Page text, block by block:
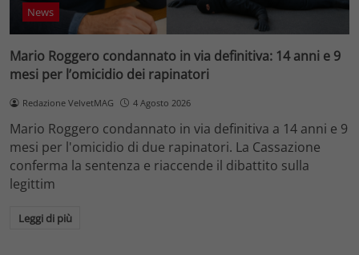
News
Mario Roggero condannato in via definitiva: 14 anni e 9
mesi per l’omicidio dei rapinatori
Redazione VelvetMAG 4 Agosto 2026
Mario Roggero condannato in via definitiva a 14 anni e 9
mesi per l'omicidio di due rapinatori. La Cassazione
conferma la sentenza e riaccende il dibattito sulla
legittim
Leggi di più